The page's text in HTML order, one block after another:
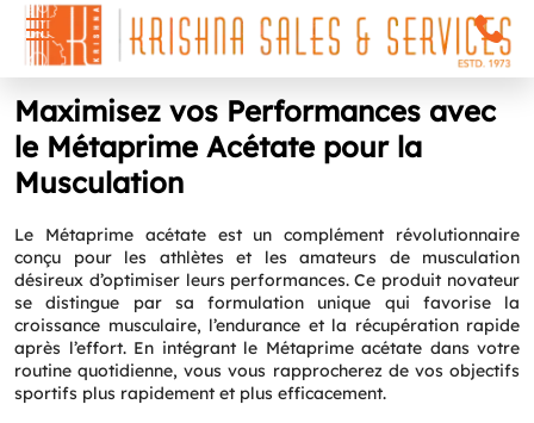
Maximisez vos Performances avec
le Métaprime Acétate pour la
Musculation
Le Métaprime acétate est un complément révolutionnaire
conçu pour les athlètes et les amateurs de musculation
désireux d’optimiser leurs performances. Ce produit novateur
se distingue par sa formulation unique qui favorise la
croissance musculaire, l’endurance et la récupération rapide
après l’effort. En intégrant le Métaprime acétate dans votre
routine quotidienne, vous vous rapprocherez de vos objectifs
sportifs plus rapidement et plus efficacement.